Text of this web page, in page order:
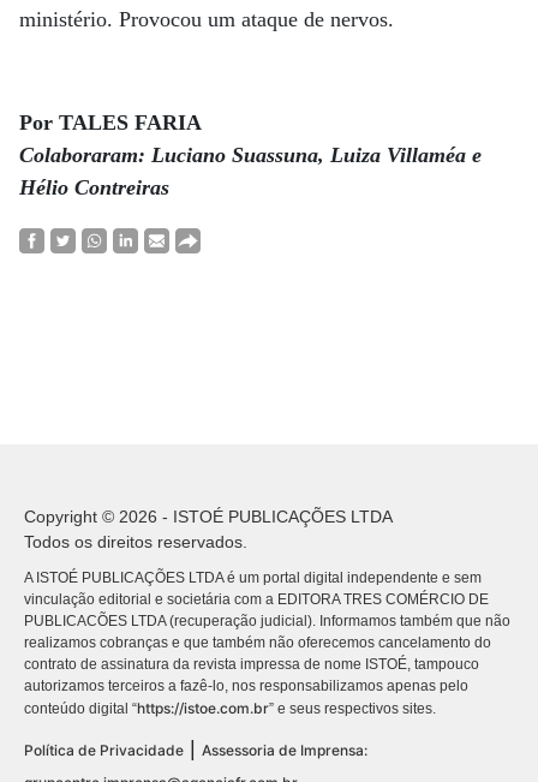
ministério. Provocou um ataque de nervos.
Por TALES FARIA
Colaboraram: Luciano Suassuna, Luiza Villaméa e
Hélio Contreiras
Copyright © 2026 - ISTOÉ PUBLICAÇÕES LTDA
Todos os direitos reservados.
A ISTOÉ PUBLICAÇÕES LTDA é um portal digital independente e sem
vinculação editorial e societária com a EDITORA TRES COMÉRCIO DE
PUBLICACÕES LTDA (recuperação judicial). Informamos também que não
realizamos cobranças e que também não oferecemos cancelamento do
contrato de assinatura da revista impressa de nome ISTOÉ, tampouco
autorizamos terceiros a fazê-lo, nos responsabilizamos apenas pelo
conteúdo digital “https://istoe.com.br” e seus respectivos sites.
Política de Privacidade
Assessoria de Imprensa: